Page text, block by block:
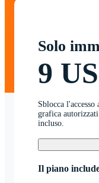
Solo
9
Sblocca
grafica
incluso.
Il piano